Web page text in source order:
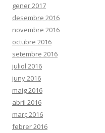
gener 2017
desembre 2016
novembre 2016
octubre 2016
setembre 2016
juliol 2016
juny 2016
maig 2016
abril 2016
març 2016
febrer 2016